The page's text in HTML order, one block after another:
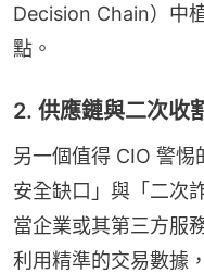
Decision Chain）中
點。
2. 供應鏈與二次收
另一個值得 CIO 警
安全缺口」與「二次
當企業或其第三方服
利用精準的交易數據